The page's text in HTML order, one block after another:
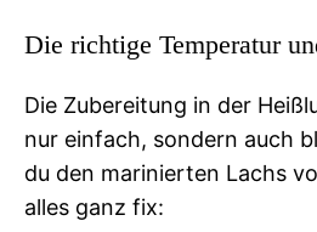
Die richtige Temperatur
Die Zubereitung in der
nur einfach, sondern auch
du den marinierten Lachs
alles ganz fix: